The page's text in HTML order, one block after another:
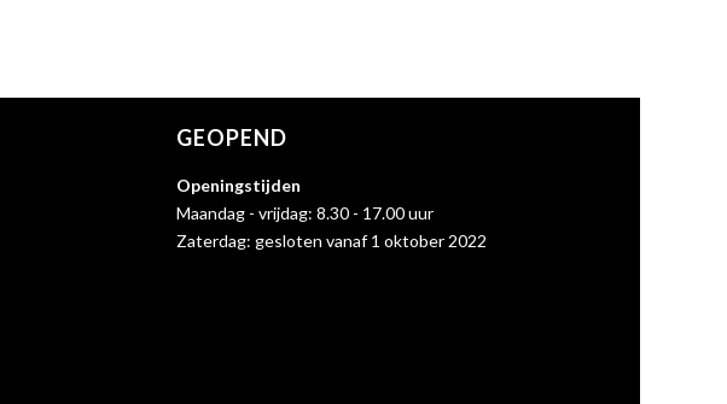
GEOPEND
Openingstijden
Maandag - vrijdag: 8.30 - 17.00 uur
Zaterdag: gesloten vanaf 1 oktober 2022